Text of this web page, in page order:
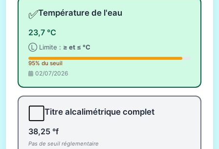
✅Température de l'eau
23,7 °C
Ⓛ Limite : ≥ et ≤ °C
95% du seuil
02/07/2026
Titre alcalimétrique complet
38,25 °f
Pas de seuil réglementaire